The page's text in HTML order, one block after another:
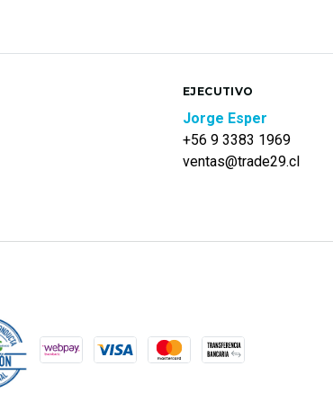
EJECUTIVO
Jorge Esper
+56 9 3383 1969
ventas@trade29.cl